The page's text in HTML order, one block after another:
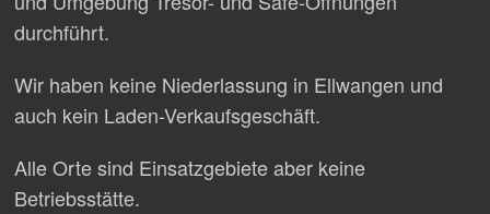
durchführt.
Wir haben keine Niederlassung in Ellwangen und
auch kein Laden-Verkaufsgeschäft.
Alle Orte sind Einsatzgebiete aber keine
Betriebsstätte.